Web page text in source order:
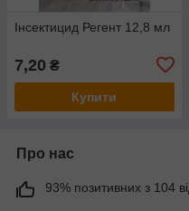
Інсектицид Регент 12,8 мл
7,20 ₴
Купити
Про нас
93% позитивних з 104